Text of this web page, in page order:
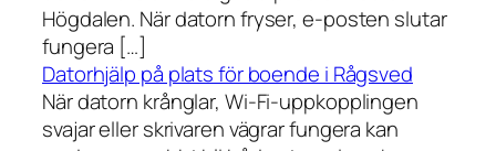
Högdalen. När datorn fryser, e-posten slutar
fungera […]
Datorhjälp på plats för boende i Rågsved
När datorn krånglar, Wi-Fi-uppkopplingen
svajar eller skrivaren vägrar fungera kan